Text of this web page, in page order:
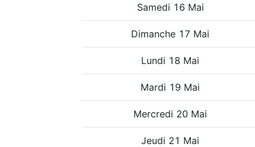
Samedi 16 Mai
Dimanche 17 Mai
Lundi 18 Mai
Mardi 19 Mai
Mercredi 20 Mai
Jeudi 21 Mai